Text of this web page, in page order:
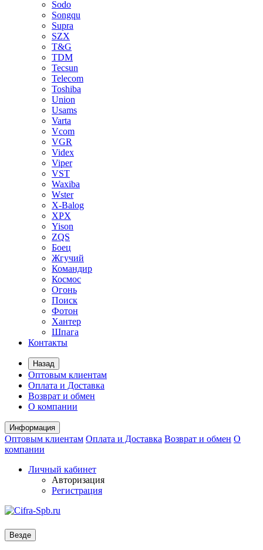
Sodo
Songqu
Supra
SZX
T&G
TDM
Tecsun
Telecom
Toshiba
Union
Usams
Varta
Vcom
VGR
Videx
Viper
VST
Waxiba
Wster
X-Balog
XPX
Yison
ZQS
Боец
Жгучий
Командир
Космос
Огонь
Поиск
Фотон
Хантер
Шпага
Контакты
Назад
Оптовым клиентам
Оплата и Доставка
Возврат и обмен
О компании
Информация
Оптовым клиентам Оплата и Доставка Возврат и обмен О
компании
Личный кабинет
Авторизация
Регистрация
Везде